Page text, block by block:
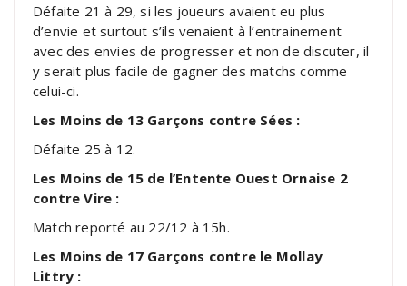
Défaite 21 à 29, si les joueurs avaient eu plus
d’envie et surtout s’ils venaient à l’entrainement
avec des envies de progresser et non de discuter, il
y serait plus facile de gagner des matchs comme
celui-ci.
Les Moins de 13 Garçons contre Sées :
Défaite 25 à 12.
Les Moins de 15 de l’Entente Ouest Ornaise 2
contre Vire :
Match reporté au 22/12 à 15h.
Les Moins de 17 Garçons contre le Mollay
Littry :